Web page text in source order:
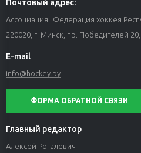
Почтовый адрес:
Ассоциация "Федерация хоккея
220020, г. Минск, пр. Победителей
E-mail
info@hockey.by
ФОРМА ОБРАТНОЙ СВЯЗИ
Главный редактор
Алексей Рогалевич